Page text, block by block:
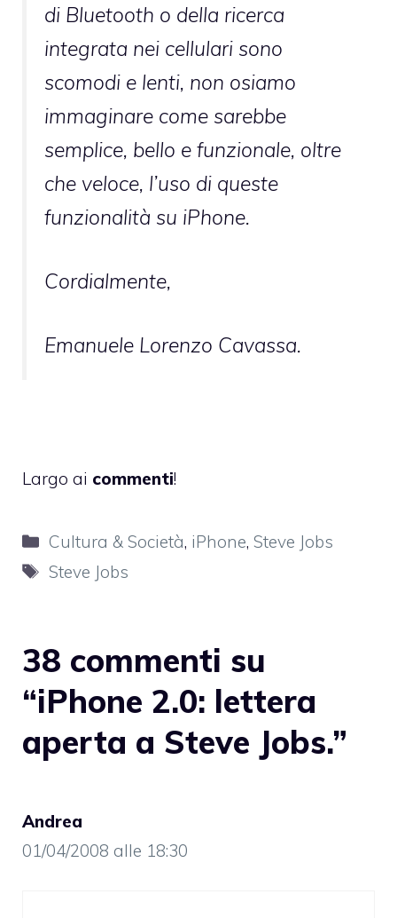
di Bluetooth o della ricerca
integrata nei cellulari sono
scomodi e lenti, non osiamo
immaginare come sarebbe
semplice, bello e funzionale, oltre
che veloce, l’uso di queste
funzionalità su iPhone.
Cordialmente,
Emanuele Lorenzo Cavassa.
Largo ai commenti!
Categorie
Cultura & Società, iPhone,Steve Jobs
Tag
Steve Jobs
38 commenti su
“iPhone 2.0: lettera
aperta a Steve Jobs.”
Andrea
01/04/2008 alle 18:30